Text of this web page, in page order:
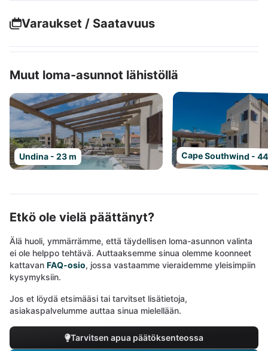
Varaukset / Saatavuus
Muut loma-asunnot lähistöllä
Undina - 23 m Cape Southwind -
Etkö ole vielä päättänyt?
Älä huoli, ymmärrämme, että täydellisen loma-asunnon valinta
ei ole helppo tehtävä. Auttaaksemme sinua olemme koonneet
kattavan FAQ-osio, jossa vastaamme vieraidemme yleisimpiin
kysymyksiin.
Jos et löydä etsimääsi tai tarvitset lisätietoja,
asiakaspalvelumme auttaa sinua mielellään.
Tarvitsen apua päätöksenteossa